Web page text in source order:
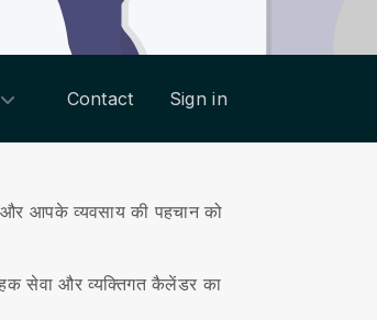
Contact Sign in
आपके व्यवसाय की पहचान को
सेवा और व्यक्तिगत कैलेंडर का